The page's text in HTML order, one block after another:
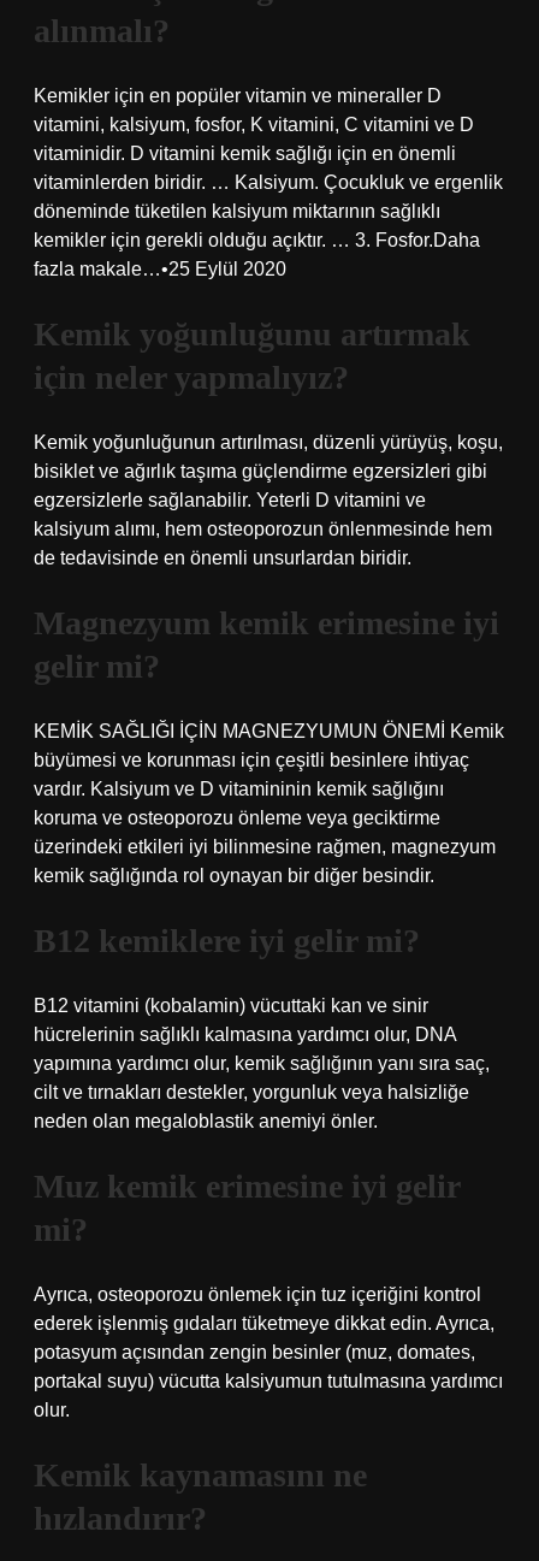
alınmalı?
Kemikler için en popüler vitamin ve mineraller D
vitamini, kalsiyum, fosfor, K vitamini, C vitamini ve D
vitaminidir. D vitamini kemik sağlığı için en önemli
vitaminlerden biridir. … Kalsiyum. Çocukluk ve ergenlik
döneminde tüketilen kalsiyum miktarının sağlıklı
kemikler için gerekli olduğu açıktır. … 3. Fosfor.Daha
fazla makale…•25 Eylül 2020
Kemik yoğunluğunu artırmak
için neler yapmalıyız?
Kemik yoğunluğunun artırılması, düzenli yürüyüş, koşu,
bisiklet ve ağırlık taşıma güçlendirme egzersizleri gibi
egzersizlerle sağlanabilir. Yeterli D vitamini ve
kalsiyum alımı, hem osteoporozun önlenmesinde hem
de tedavisinde en önemli unsurlardan biridir.
Magnezyum kemik erimesine iyi
gelir mi?
KEMİK SAĞLIĞI İÇİN MAGNEZYUMUN ÖNEMİ Kemik
büyümesi ve korunması için çeşitli besinlere ihtiyaç
vardır. Kalsiyum ve D vitamininin kemik sağlığını
koruma ve osteoporozu önleme veya geciktirme
üzerindeki etkileri iyi bilinmesine rağmen, magnezyum
kemik sağlığında rol oynayan bir diğer besindir.
B12 kemiklere iyi gelir mi?
B12 vitamini (kobalamin) vücuttaki kan ve sinir
hücrelerinin sağlıklı kalmasına yardımcı olur, DNA
yapımına yardımcı olur, kemik sağlığının yanı sıra saç,
cilt ve tırnakları destekler, yorgunluk veya halsizliğe
neden olan megaloblastik anemiyi önler.
Muz kemik erimesine iyi gelir
mi?
Ayrıca, osteoporozu önlemek için tuz içeriğini kontrol
ederek işlenmiş gıdaları tüketmeye dikkat edin. Ayrıca,
potasyum açısından zengin besinler (muz, domates,
portakal suyu) vücutta kalsiyumun tutulmasına yardımcı
olur.
Kemik kaynamasını ne
hızlandırır?